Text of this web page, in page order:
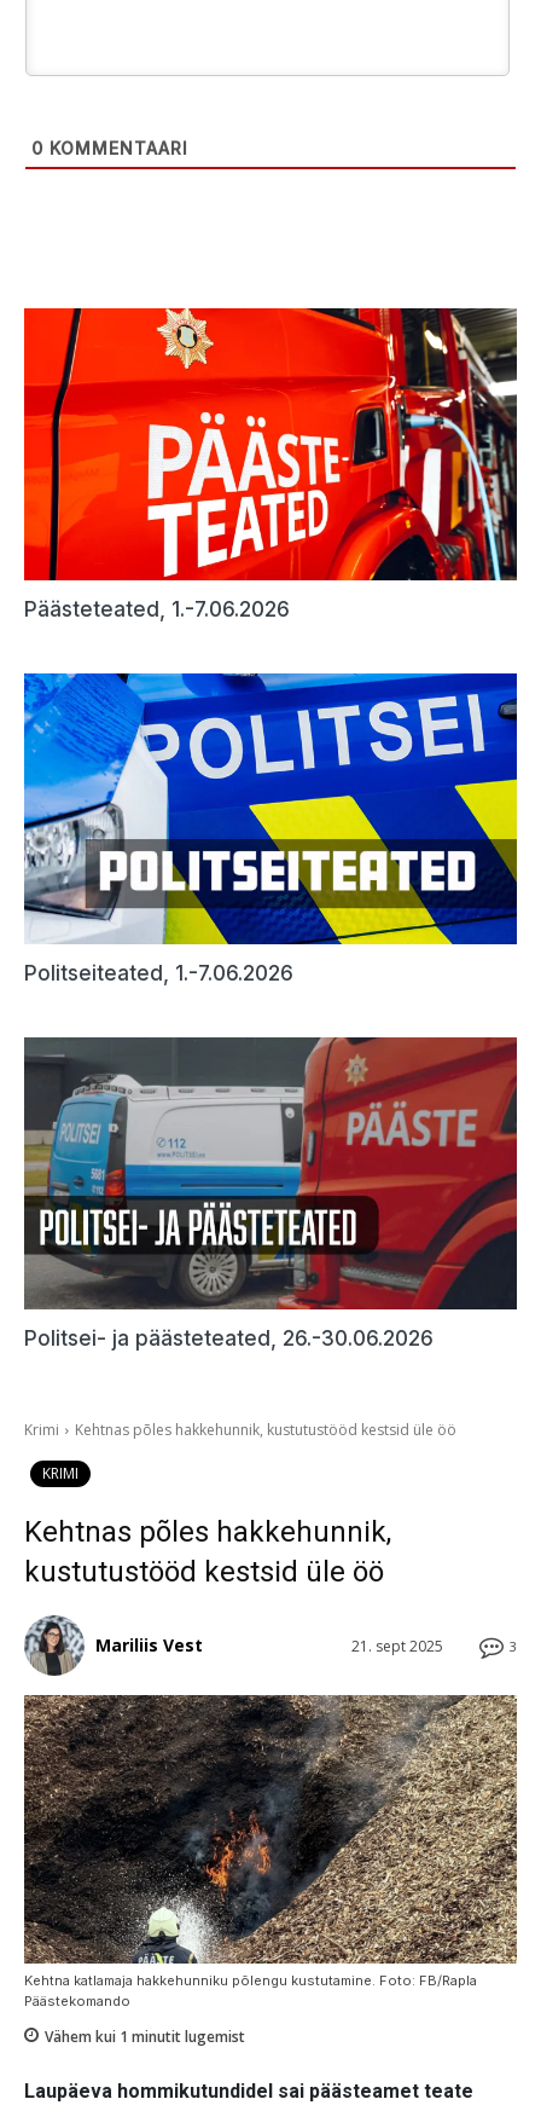
0 KOMMENTAARI
Päästeteated, 1.-7.06.2026
Politseiteated, 1.-7.06.2026
Politsei- ja päästeteated, 26.-30.06.2026